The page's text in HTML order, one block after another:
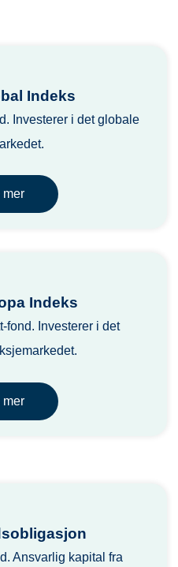
Indeks
Investerer i det globale
mer
Indeks
fond. Investerer i det
mer
Ansvarlig kapital fra